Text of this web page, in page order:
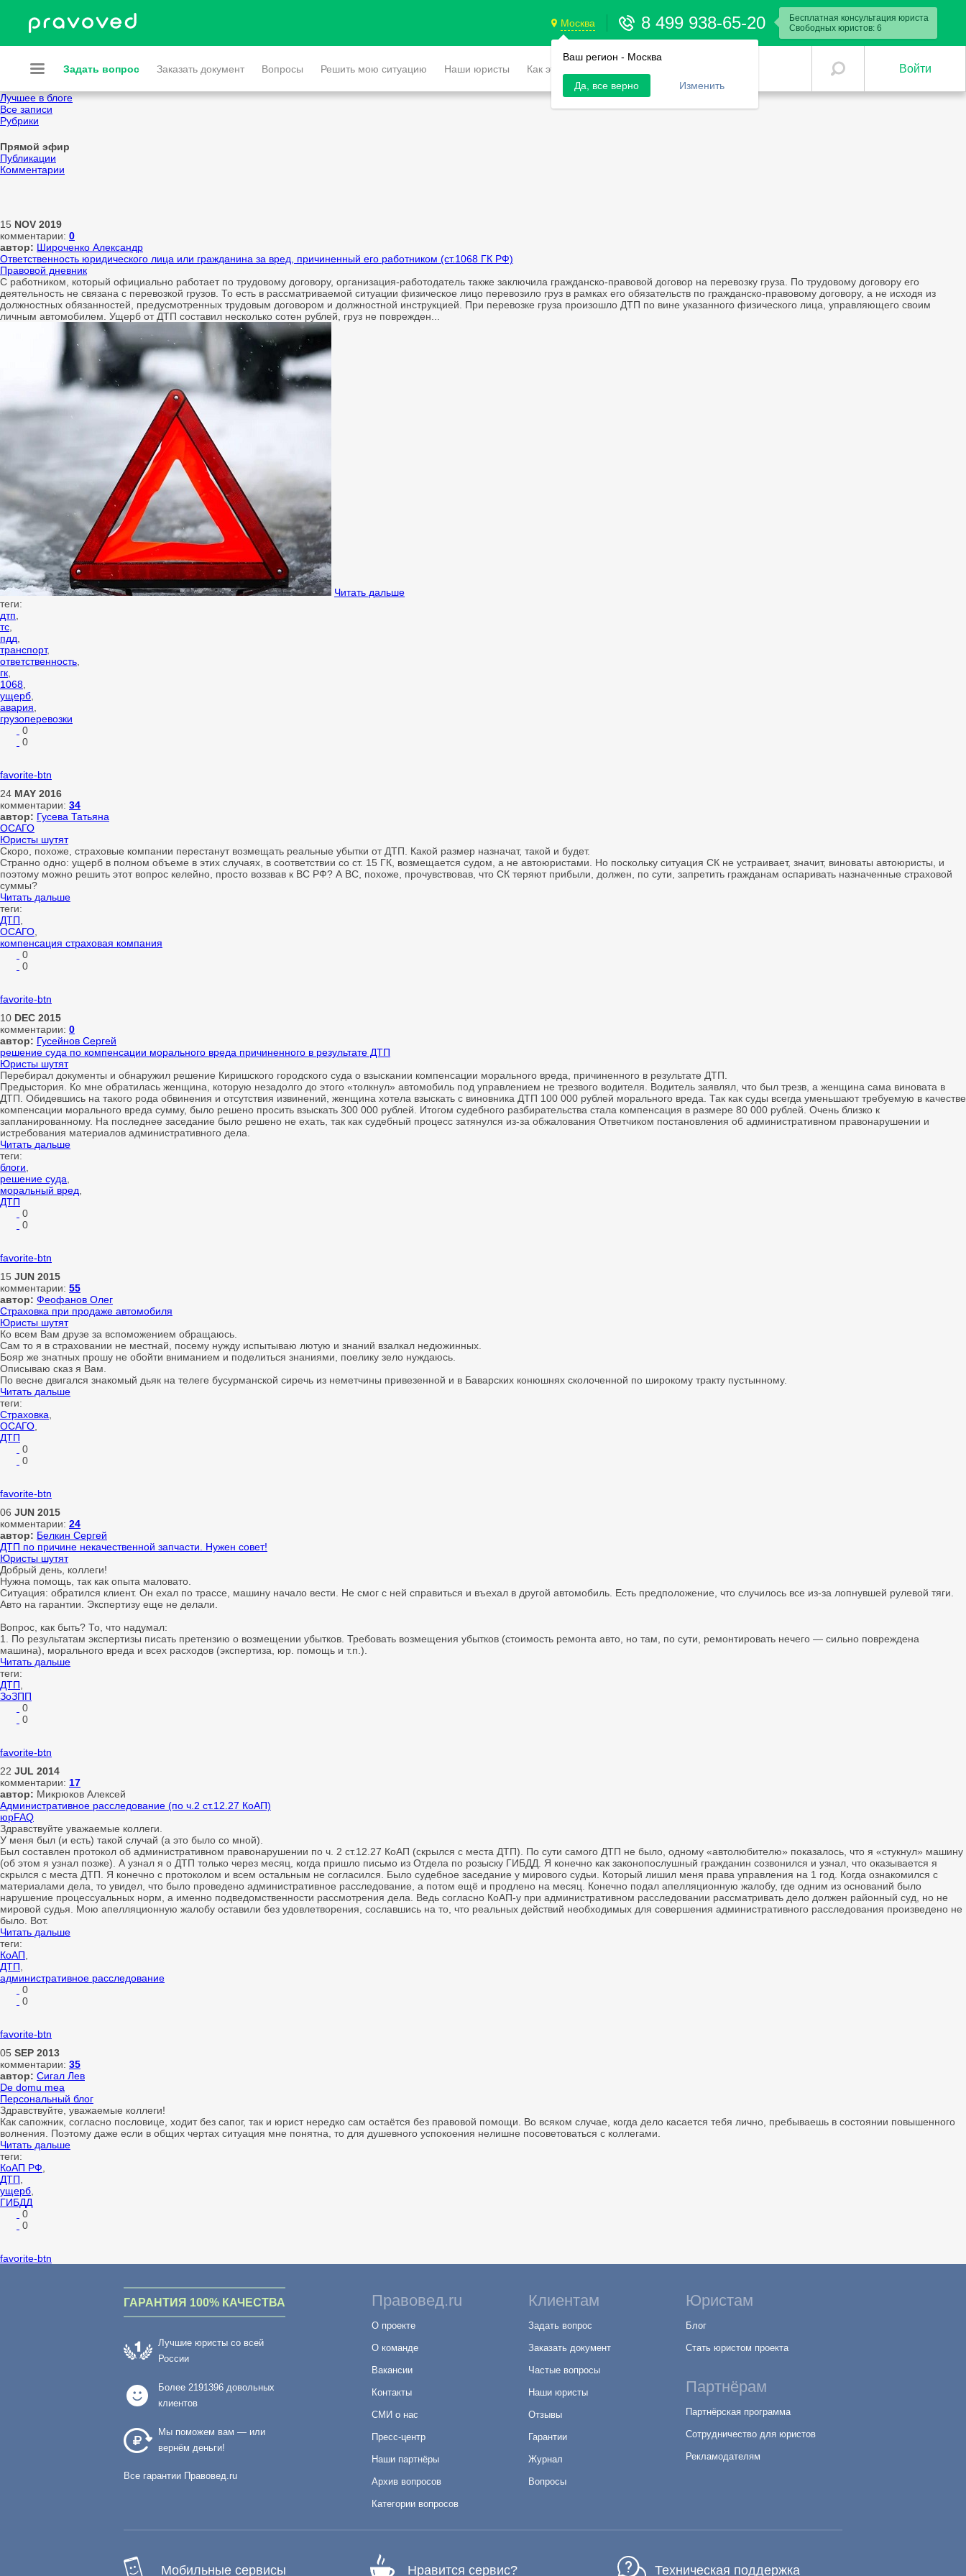
Москва
Ваш регион - Москва
Да, все верно Изменить
8 499 938-65-20
Бесплатная консультация юриста
Свободных юристов: 8
Задать вопрос Заказать документ Вопросы Решить мою ситуацию Наши юристы Как это работает Войти
Лучшее в блоге
Все записи
Рубрики
Прямой эфир
Публикации
Комментарии
15 NOV 2019
комментарии: 0
автор: Широченко Александр
Ответственность юридического лица или гражданина за вред, причиненный его работником (ст.1068 ГК РФ)
Правовой дневник
С работником, который официально работает по трудовому договору, организация-работодатель также заключила гражданско-правовой договор на перевозку груза. По трудовому договору его
деятельность не связана с перевозкой грузов. То есть в рассматриваемой ситуации физическое лицо перевозило груз в рамках его обязательств по гражданско-правовому договору, а не исходя из
должностных обязанностей, предусмотренных трудовым договором и должностной инструкцией. При перевозке груза произошло ДТП по вине указанного физического лица, управляющего своим
личным автомобилем. Ущерб от ДТП составил несколько сотен рублей, груз не поврежден...
Читать дальше
теги:
дтп
тс
пдд
транспорт,
ответственность
гк
1068
ущерб
авария
грузоперевозки
0
0
favorite-btn
24 MAY 2016
комментарии: 34
автор: Гусева Татьяна
ОСАГО
Юристы шутят
Скоро, похоже, страховые компании перестанут возмещать реальные убытки от ДТП. Какой размер назначат, такой и будет.
Странно одно: ущерб в полном объеме в этих случаях, в соответствии со ст. 15 ГК, возмещается судом, а не автоюристами. Но поскольку ситуация СК не устраивает, значит, виноваты автоюристы, и
поэтому можно решить этот вопрос келейно, просто воззвав к ВС РФ? А ВС, похоже, прочувствовав, что СК теряют прибыли, должен, по сути, запретить гражданам оспаривать назначенные страховой
суммы?
Читать дальше
теги:
ДТП
ОСАГО
компенсация страховая компания
0
0
favorite-btn
10 DEC 2015
комментарии: 0
автор: Гусейнов Сергей
решение суда по компенсации морального вреда причиненного в результате ДТП
Юристы шутят
Перебирал документы и обнаружил решение Киришского городского суда о взыскании компенсации морального вреда, причиненного в результате ДТП.
Предыстория. Ко мне обратилась женщина, которую незадолго до этого «толкнул» автомобиль под управлением не трезвого водителя. Водитель заявлял, что был трезв, а женщина сама виновата в
ДТП. Обидевшись на такого рода обвинения и отсутствия извинений, женщина хотела взыскать с виновника ДТП 100 000 рублей морального вреда. Так как суды всегда уменьшают требуемую в качестве
компенсации морального вреда сумму, было решено просить взыскать 300 000 рублей. Итогом судебного разбирательства стала компенсация в размере 80 000 рублей. Очень близко к
запланированному. На последнее заседание было решено не ехать, так как судебный процесс затянулся из-за обжалования Ответчиком постановления об административном правонарушении и
истребования материалов административного дела.
Читать дальше
теги:
блоги
решение суда
моральный вред
ДТП
0
0
favorite-btn
15 JUN 2015
комментарии: 55
автор: Феофанов Олег
Страховка при продаже автомобиля
Юристы шутят
Ко всем Вам друзе за вспоможением обращаюсь.
Сам то я в страховании не местнай, посему нужду испытываю лютую и знаний взалкал недюжинных.
Бояр же знатных прошу не обойти вниманием и поделиться знаниями, поелику зело нуждаюсь.
Описываю сказ я Вам.
По весне двигался знакомый дьяк на телеге бусурманской сиречь из неметчины привезенной и в Баварских конюшнях сколоченной по широкому тракту пустынному.
Читать дальше
теги:
Страховка
ОСАГО
ДТП
0
0
favorite-btn
06 JUN 2015
комментарии: 24
автор: Белкин Сергей
ДТП по причине некачественной запчасти. Нужен совет!
Юристы шутят
Добрый день, коллеги!
Нужна помощь, так как опыта маловато.
Ситуация: обратился клиент. Он ехал по трассе, машину начало вести. Не смог с ней справиться и въехал в другой автомобиль. Есть предположение, что случилось все из-за лопнувшей рулевой тяги.
Авто на гарантии. Экспертизу еще не делали.
Вопрос, как быть? То, что надумал:
1. По результатам экспертизы писать претензию о возмещении убытков. Требовать возмещения убытков (стоимость ремонта авто, но там, по сути, ремонтировать нечего — сильно повреждена
машина), морального вреда и всех расходов (экспертиза, юр. помощь и т.п.).
Читать дальше
теги:
ДТП
ЗоЗПП
0
0
favorite-btn
22 JUL 2014
комментарии: 17
автор: Микрюков Алексей
Административное расследование (по ч.2 ст.12.27 КоАП)
юрFAQ
Здравствуйте уважаемые коллеги.
У меня был (и есть) такой случай (а это было со мной).
Был составлен протокол об административном правонарушении по ч. 2 ст.12.27 КоАП (скрылся с места ДТП). По сути самого ДТП не было, одному «автолюбителю» показалось, что я «стукнул» машину
(об этом я узнал позже). А узнал я о ДТП только через месяц, когда пришло письмо из Отдела по розыску ГИБДД. Я конечно как законопослушный гражданин созвонился и узнал, что оказывается я
скрылся с места ДТП. Я конечно с протоколом и всем остальным не согласился. Было судебное заседание у мирового судьи. Который лишил меня права управления на 1 год. Когда ознакомился с
материалами дела, то увидел, что было проведено административное расследование, а потом ещё и продлено на месяц. Конечно подал апелляционную жалобу, где одним из оснований было
нарушение процессуальных норм, а именно подведомственности рассмотрения дела. Ведь согласно КоАП-у при административном расследовании рассматривать дело должен районный суд, но не
мировой судья. Мою апелляционную жалобу оставили без удовлетворения, сославшись на то, что реальных действий необходимых для совершения административного расследования произведено не
было. Вот.
Читать дальше
теги:
КоАП
ДТП
административное расследование
0
0
favorite-btn
05 SEP 2013
комментарии: 35
автор: Сигал Лев
De domu mea
Персональный блог
Здравствуйте, уважаемые коллеги!
Как сапожник, согласно пословице, ходит без сапог, так и юрист нередко сам остаётся без правовой помощи. Во всяком случае, когда дело касается тебя лично, пребываешь в состоянии повышенного
волнения. Поэтому даже если в общих чертах ситуация мне понятна, то для душевного успокоения нелишне посоветоваться с коллегами.
Читать дальше
теги:
КоАП РФ
ДТП
ущерб
ГИБДД
0
0
favorite-btn
ГАРАНТИЯ 100% КАЧЕСТВА
Лучшие юристы со всей
России
Более 2191396 довольных
клиентов
Мы поможем вам — или
вернём деньги!
Все гарантии Правовед.ru
Правовед.ru
О проекте
О команде
Вакансии
Контакты
СМИ о нас
Пресс-центр
Наши партнёры
Архив вопросов
Категории вопросов
Клиентам
Задать вопрос
Заказать документ
Частые вопросы
Наши юристы
Отзывы
Гарантии
Журнал
Вопросы
Юристам
Блог
Стать юристом проекта
Партнёрам
Партнёрская программа
Сотрудничество для юристов
Рекламодателям
Мобильные сервисы Нравится сервис? Техническая поддержка